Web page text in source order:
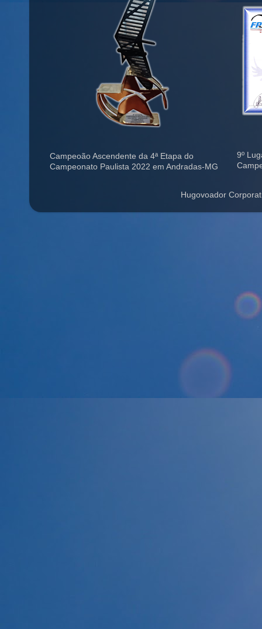
Campeoão Ascendente da 4ª Etapa do
Campeonato Paulista 2022 em Andradas-MG
9º
Hugovoador